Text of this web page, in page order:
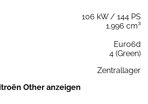
106 kW / 144 PS
1.996 cm³
Euro6d
4 (Green)
Zentrallager
Other anzeigen